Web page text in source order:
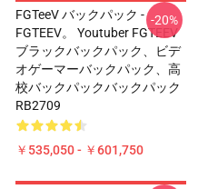
FGTeeV バックパック -
FGTEEV。 Youtuber FGTEEV
ブラックバックパック、ビデ
オゲーマーバックパック、高
校バックパックバックパック
RB2709
￥535,050 - ￥601,750
-20%